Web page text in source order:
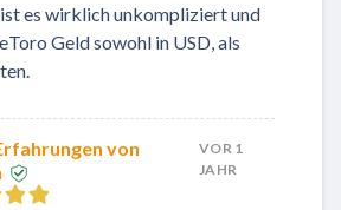
es wirklich unkompliziert und
Geld sowohl in USD, als
von
VOR 1
JAHR